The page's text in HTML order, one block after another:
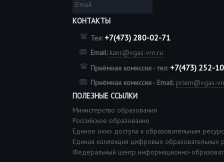
КОНТАКТЫ
Тел: +7(473) 280-02-71
Email: kanc@vgas-vrn.ru
Приёмная комиссия - тел: +7(473) 252-
Приёмная комиссия - Email: priem@vgas-
ПОЛЕЗНЫЕ ССЫЛКИ
Министерство образования
Российское образование
Единое окно доступа к образовательным
Единая коллекция цифровых образовательных
Федеральный центр информационно-